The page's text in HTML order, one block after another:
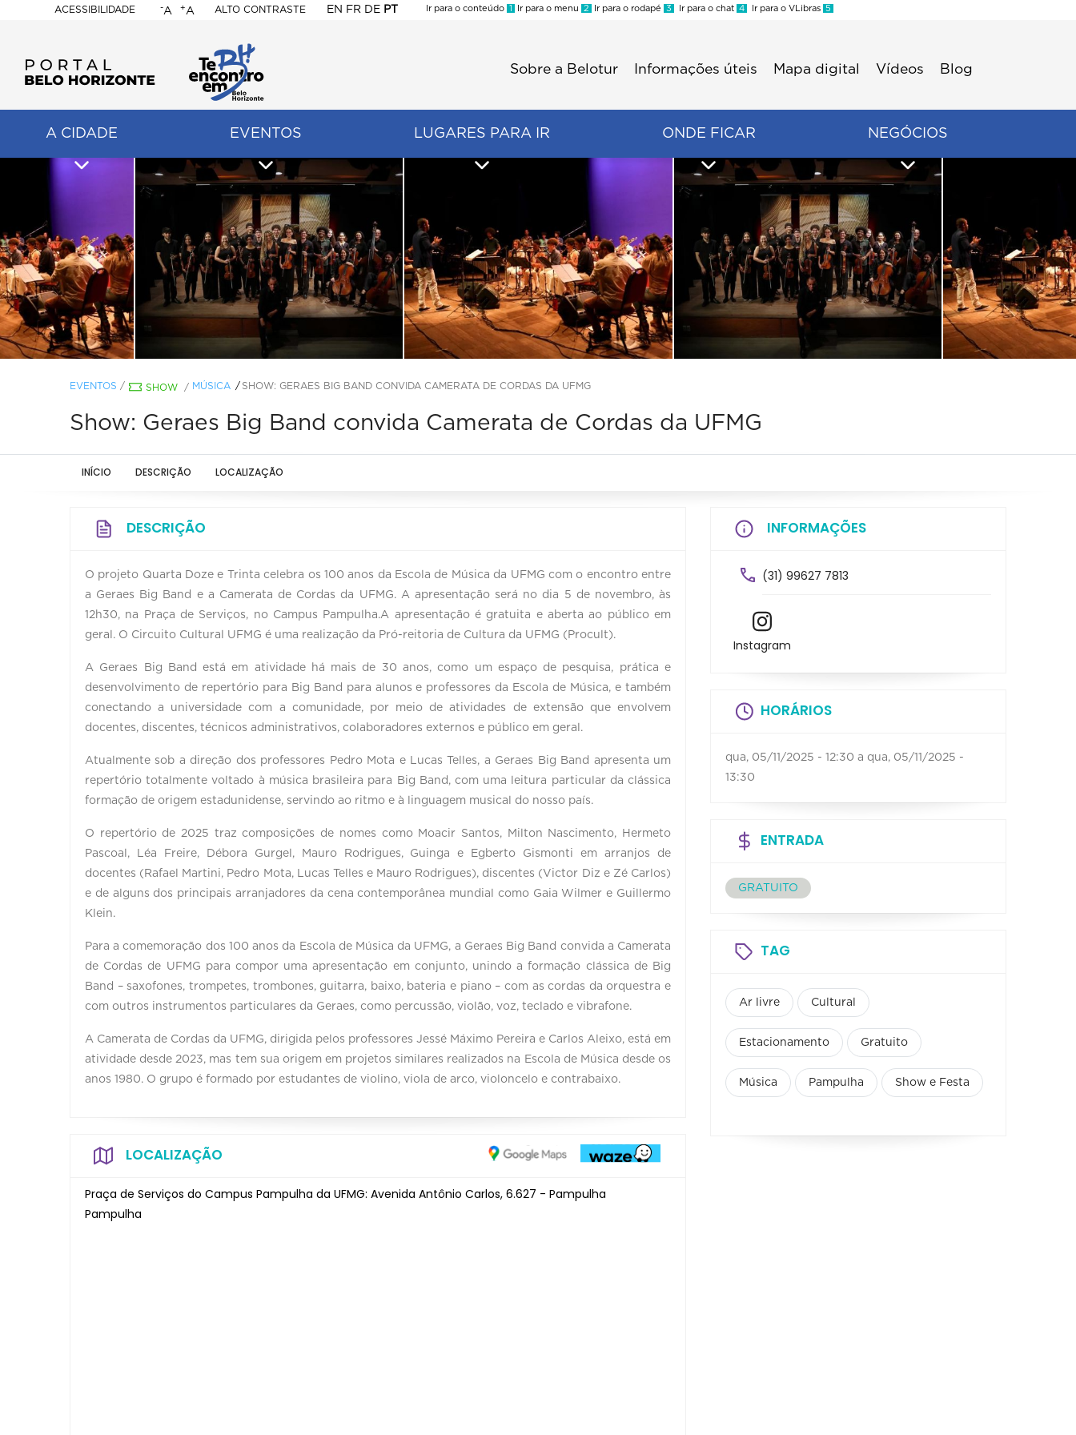
ACESSIBILIDADE
BELO
HORIZONTE
-A +A ALTO CONTRASTE EN FR DE PT
Ir para o conteúdo 1 Ir para o menu 2 Ir para o rodapé 3 Ir para o chat 4 Ir para o VLibras 5
Sobre a Belotur Informações úteis Mapa digital Vídeos Blog
A CIDADE EVENTOS LUGARES PARA IR ONDE FICAR NEGÓCIOS
EVENTOS / SHOW / MÚSICA SHOW: GERAES BIG BAND CONVIDA CAMERATA DE CORDAS DA UFMG
Show: Geraes Big Band convida Camerata de Cordas da UFMG
INÍCIO DESCRIÇÃO LOCALIZAÇÃO
DESCRIÇÃO
O projeto Quarta Doze e Trinta celebra os 100 anos da Escola de Música da UFMG com o encontro entre
a Geraes Big Band e a Camerata de Cordas da UFMG. A apresentação será no dia 5 de novembro, às
12h30, na Praça de Serviços, no Campus Pampulha.A apresentação é gratuita e aberta ao público em
geral. O Circuito Cultural UFMG é uma realização da Pró-reitoria de Cultura da UFMG (Procult).
A Geraes Big Band está em atividade há mais de 30 anos, como um espaço de pesquisa, prática e
desenvolvimento de repertório para Big Band para alunos e professores da Escola de Música, e também
conectando a universidade com a comunidade, por meio de atividades de extensão que envolvem
docentes, discentes, técnicos administrativos, colaboradores externos e público em geral.
Atualmente sob a direção dos professores Pedro Mota e Lucas Telles, a Geraes Big Band apresenta um
repertório totalmente voltado à música brasileira para Big Band, com uma leitura particular da clássica
formação de origem estadunidense, servindo ao ritmo e à linguagem musical do nosso país.
O repertório de 2025 traz composições de nomes como Moacir Santos, Milton Nascimento, Hermeto
Pascoal, Léa Freire, Débora Gurgel, Mauro Rodrigues, Guinga e Egberto Gismonti em arranjos de
docentes (Rafael Martini, Pedro Mota, Lucas Telles e Mauro Rodrigues), discentes (Victor Diz e Zé Carlos)
e de alguns dos principais arranjadores da cena contemporânea mundial como Gaia Wilmer e Guillermo
Klein.
Para a comemoração dos 100 anos da Escola de Música da UFMG, a Geraes Big Band convida a Camerata
de Cordas de UFMG para compor uma apresentação em conjunto, unindo a formação clássica de Big
Band – saxofones, trompetes, trombones, guitarra, baixo, bateria e piano – com as cordas da orquestra e
com outros instrumentos particulares da Geraes, como percussão, violão, voz, teclado e vibrafone.
A Camerata de Cordas da UFMG, dirigida pelos professores Jessé Máximo Pereira e Carlos Aleixo, está em
atividade desde 2023, mas tem sua origem em projetos similares realizados na Escola de Música desde os
anos 1980. O grupo é formado por estudantes de violino, viola de arco, violoncelo e contrabaixo.
LOCALIZAÇÃO
Praça de Serviços do Campus Pampulha da UFMG: Avenida Antônio Carlos, 6.627 - Pampulha
Pampulha
INFORMAÇÕES
(31) 99627 7813
Instagram
HORÁRIOS
qua, 05/11/2025 - 12:30 a qua, 05/11/2025 -
13:30
ENTRADA
GRATUITO
TAG
Ar livre Cultural
Estacionamento Gratuito
Música Pampulha Show e Festa